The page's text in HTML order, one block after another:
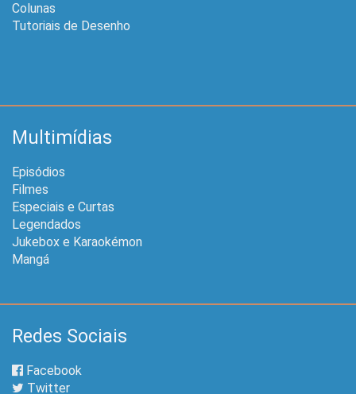
Colunas
Tutoriais de Desenho
Multimídias
Episódios
Filmes
Especiais e Curtas
Legendados
Jukebox e Karaokémon
Mangá
Redes Sociais
Facebook
Twitter